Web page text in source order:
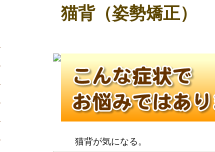
猫背（姿勢矯正）
猫背が気になる。